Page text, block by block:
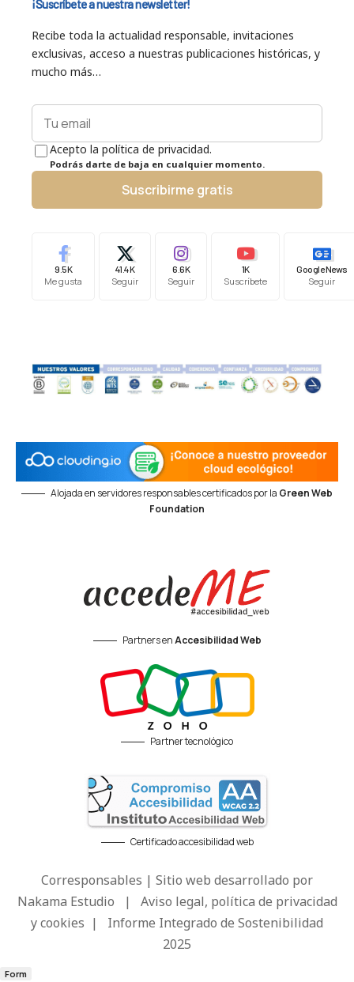
¡Suscríbete a nuestra newsletter!
Recibe toda la actualidad responsable, invitaciones
exclusivas, acceso a nuestras publicaciones históricas, y
mucho más…
Acepto la política de privacidad.
Podrás darte de baja en cualquier momento.
Suscribirme gratis
9.5K
Me gusta
41.4K
Seguir
6.6K
Seguir
1K
Suscríbete
Google News
Seguir
Alojada en servidores responsables certificados por la Green Web
Foundation
Partners enAccesibilidad Web
Partner tecnológico
Certificado accesibilidad web
Corresponsables | Sitio web desarrollado por
Nakama Estudio | Aviso legal, política de privacidad
y cookies | Informe Integrado de Sostenibilidad
2025
Form